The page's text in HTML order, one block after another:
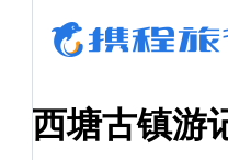
西塘古镇游